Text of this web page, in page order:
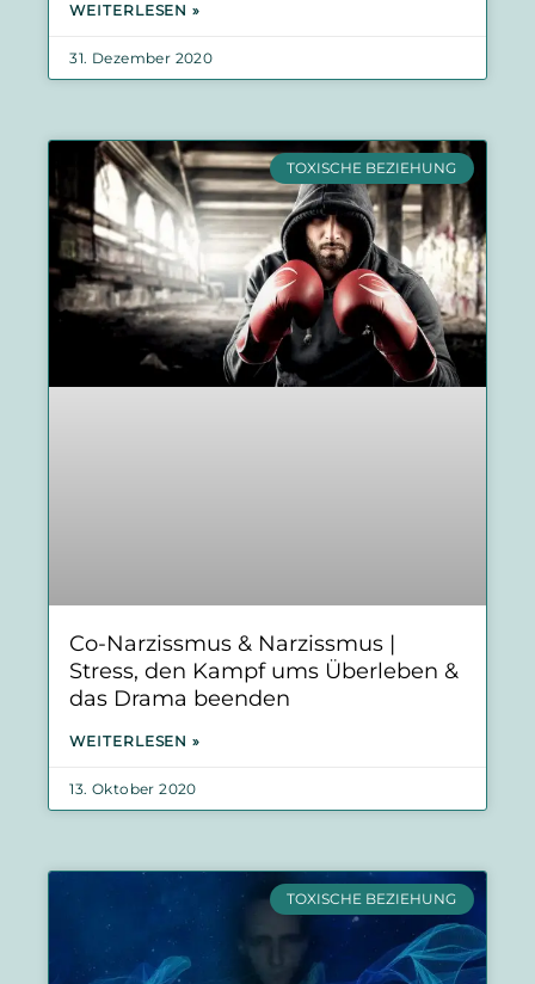
WEITERLESEN »
31. Dezember 2020
TOXISCHE BEZIEHUNG
Co-Narzissmus & Narzissmus |
Stress, den Kampf ums Überleben &
das Drama beenden
WEITERLESEN »
13. Oktober 2020
TOXISCHE BEZIEHUNG